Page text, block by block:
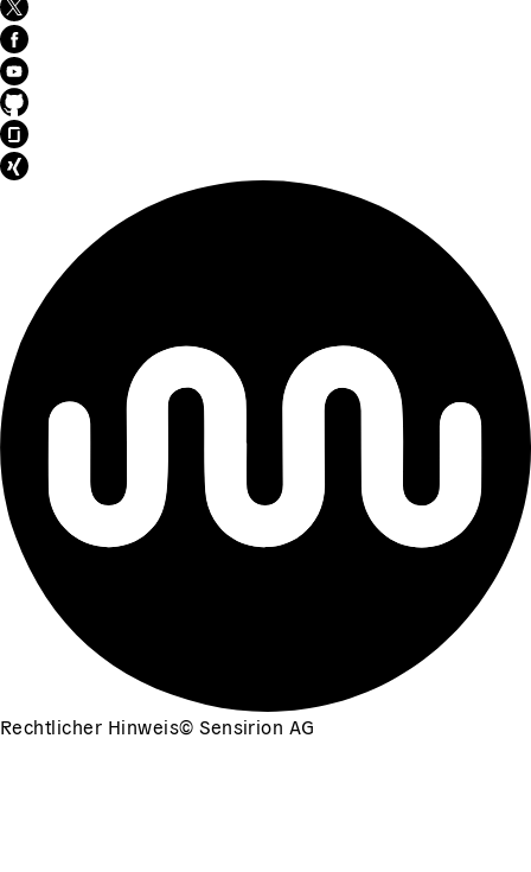
Rechtlicher Hinweis©Sensirion AG